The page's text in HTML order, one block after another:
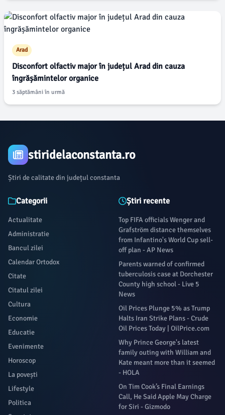
Arad
Disconfort olfactiv major în județul Arad din cauza
îngrășămintelor organice
3 săptămâni în urmă
stiridelaconstanta.ro
Știri de calitate din județul constanta
Categorii
Actualitate
Administratie
Bancul zilei
Calendar Ortodox
Citate
Citatul zilei
Cultura
Economie
Educatie
Evenimente
Horoscop
La povești
Lifestyle
Politica
Știri recente
Top FIFA officials Wenger and
Grafström distance themselves
from Infantino's World Cup sell-
off plan - AP News
Parents warned of confirmed
tuberculosis case at Dorchester
County high school - Live 5
News
Oil Prices Plunge 5% as Trump
Halts Iran Strike Plans - Crude
Oil Prices Today | OilPrice.com
Why Prince George's latest
family outing with William and
Kate meant more than it seemed
- HOLA
On Tim Cook’s Final Earnings
Call, He Said Apple May Charge
for Siri - Gizmodo